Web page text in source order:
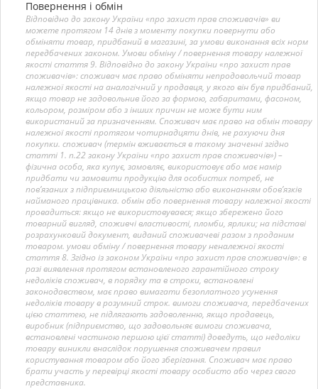
Повернення і обмін
Відповідно до закону України «про захист прав споживачів» ви
можете протягом 14 днів з моменту покупки повернути або
обміняти товар, придбаний в магазині, за умови виконання всіх норм
передбачених законом. Умови обміну / повернення товару належної
якості стаття 9. Відповідно до закону України «про захист прав
споживачів»: споживач має право обміняти непродовольчий товар
належної якості на аналогічний у продавця, у якого він був придбаний,
якщо товар не задовольнив його за формою, габаритами, фасоном,
кольором, розміром або з інших причин не може бути ним
використаний за призначенням. Споживач має право на обмін товару
належної якості протягом чотирнадцяти днів, не рахуючи дня
покупки. споживач (термін вживається в такому значенні згідно
статті 1. п.22 закону України «про захист прав споживачів») –
фізична особа, яка купує, замовляє, використовує або має намір
придбати чи замовити продукцію для особистих потреб, не
пов’язаних з підприємницькою діяльністю або виконанням обов’язків
найманого працівника. обмін або повернення товару належної якості
провадиться: якщо не використовувався; якщо збережено його
товарний вигляд, споживчі властивості, пломби, ярлики; на підставі
розрахунковий документ, виданий споживачеві разом з проданим
товаром. умови обміну / повернення товару неналежної якості
стаття 8. Згідно із законом України «про захист прав споживачів»: в
разі виявлення протягом встановленого гарантійного строку
недоліків споживач, в порядку та в строки, встановлені
законодавством, має право вимагати безоплатного усунення
недоліків товару в розумний строк. вимоги споживача, передбачених
цією статтею, не підлягають задоволенню, якщо продавець,
виробник (підприємство, що задовольняє вимоги споживача,
встановлені частиною першою цієї статті) доведуть, що недоліки
товару виникли внаслідок порушення споживачем правил
користування товаром або його зберігання. Споживач має право
брати участь у перевірці якості товару особисто або через свого
представника.